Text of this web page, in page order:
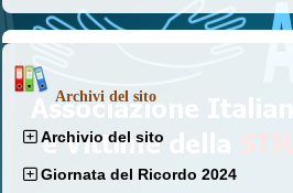
Archivi del sito
Archivio del sito
Giornata del Ricordo 2024